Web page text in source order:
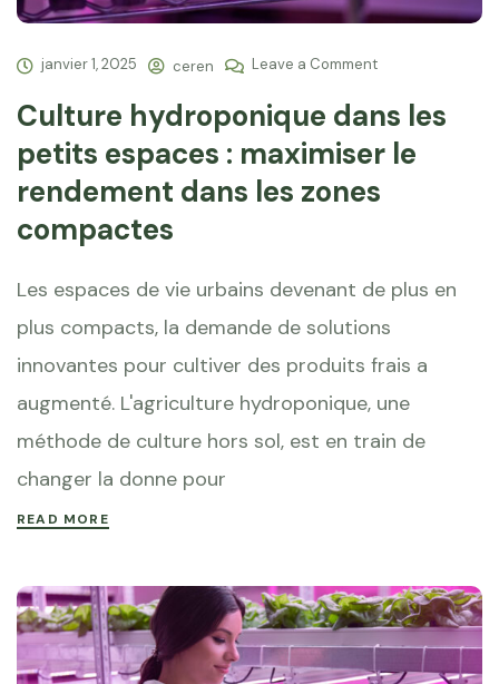
janvier 1, 2025 ceren Leave a Comment
Culture hydroponique dans les
petits espaces : maximiser le
rendement dans les zones
compactes
Les espaces de vie urbains devenant de plus en
plus compacts, la demande de solutions
innovantes pour cultiver des produits frais a
augmenté. L'agriculture hydroponique, une
méthode de culture hors sol, est en train de
changer la donne pour
READ MORE